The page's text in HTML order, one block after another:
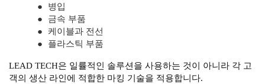
●
병입
●
금속 부품
●
케이블과 전선
●
플라스틱 부품
LEAD TECH은 일률적인 솔루션을 사용하는 것이 아니라 각 고
객의 생산 라인에 적합한 마킹 기술을 적용합니다.